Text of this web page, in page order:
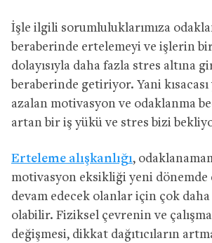
İşle ilgili sorumluluklarımıza
beraberinde ertelemeyi ve işlerin
dolayısıyla daha fazla stres altına
beraberinde getiriyor. Yani
azalan motivasyon ve odaklanma
artan bir iş yükü ve stres bizi
Erteleme alışkanlığı,
motivasyon eksikliği yeni dönemde
devam edecek olanlar için çok daha
olabilir. Fiziksel çevrenin ve
değişmesi, dikkat dağıtıcıların